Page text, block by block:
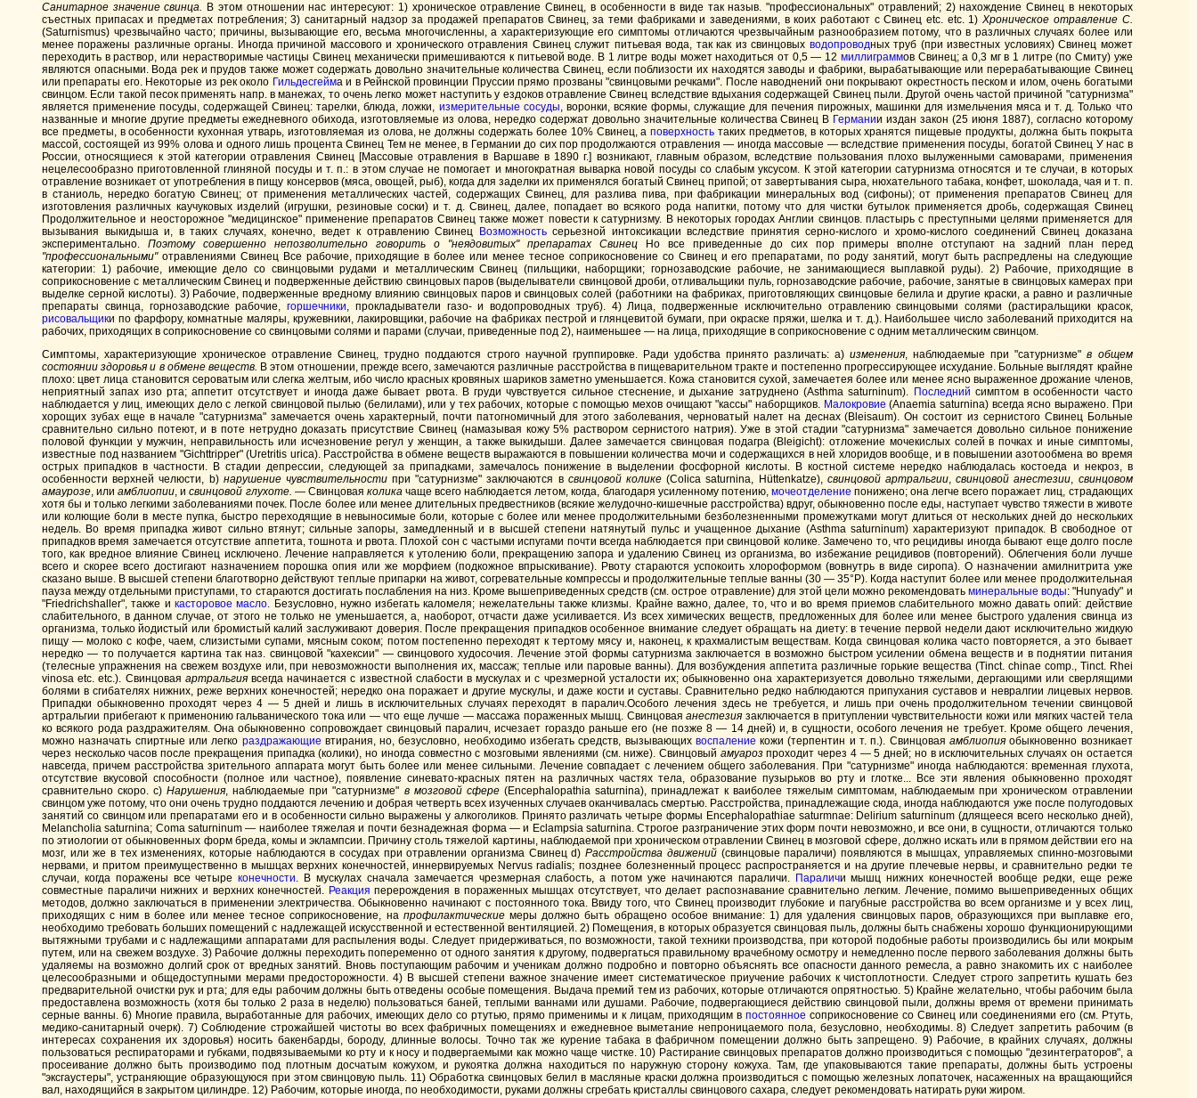
Санитарное значение свинца. В этом отношении нас интересуют: 1) хроническое отравление Свинец, в особенности в виде так назыв. "профессиональных" отравлений; 2) нахождение Свинец в некоторых
съестных припасах и предметах потребления; 3) санитарный надзор за продажей препаратов Свинец, за теми фабриками и заведениями, в коих работают с Свинец etc. etc. 1)Хроническое отравление C.
(Saturnismus) чрезвычайно часто; причины, вызывающие его, весьма многочисленны, а характеризующие его симптомы отличаются чрезвычайным разнообразием потому, что в различных случаях более или
менее поражены различные органы. Иногда причиной массового и хронического отравления Свинец служит питьевая вода, так как из свинцовых водопроводных труб (при известных условиях) Свинец может
переходить в раствор, или нерастворимые частицы Свинец механически примешиваются к питьевой воде. В 1 литре воды может находиться от 0,5 — 12 миллиграммов Свинец; а 0,3 мг в 1 литре (по Смиту) уже
являются опасными. Вода рек и прудов также может содержать довольно значительные количества Свинец, если поблизости их находятся заводы и фабрики, вырабатывающие или перерабатывающие Свинец
или препараты его. Некоторые из рек около Гильдесгейма и в Рейнской провинции Пруссии прямо прозваны "свинцовыми речками". После наводнений они покрывают окрестность песком и илом, очень богатыми
свинцом. Если такой песок применять напр. в манежах, то очень легко может наступить у ездоков отравление Свинец вследствие вдыхания содержащей Свинец пыли. Другой очень частой причиной "сатурнизма"
является применение посуды, содержащей Свинец: тарелки, блюда, ложки, измерительные сосуды, воронки, всякие формы, служащие для печения пирожных, машинки для измельчения мяса и т. д. Только что
названные и многие другие предметы ежедневного обихода, изготовляемые из олова, нередко содержат довольно значительные количества Свинец В Германии издан закон (25 июня 1887), согласно которому
все предметы, в особенности кухонная утварь, изготовляемая из олова, не должны содержать более 10% Свинец, аповерхность таких предметов, в которых хранятся пищевые продукты, должна быть покрыта
массой, состоящей из 99% олова и одного лишь процента Свинец Тем не менее, в Германии до сих пор продолжаются отравления — иногда массовые — вследствие применения посуды, богатой Свинец У нас в
России, относящиеся к этой категории отравления Свинец [Массовые отравления в Варшаве в 1890 г.] возникают, главным образом, вследствие пользования плохо вылуженными самоварами, применения
нецелесообразно приготовленной глиняной посуды и т. п.: в этом случае не помогает и многократная выварка новой посуды со слабым уксусом. К этой категории сатурнизма относятся и те случаи, в которых
отравление возникает от употребления в пищу консервов (мяса, овощей, рыб), когда для заделки их применялся богатый Свинец припой; от завертывания сыра, нюхательного табака, конфет, шоколада, чая и т. п.
в станиоль, нередко богатую Свинец; от применения металлических частей, содержащих Свинец, для разлива пива, при фабрикации минеральных вод (сифоны); от применения препаратов Свинец для
изготовления различных каучуковых изделий (игрушки, резиновые соски) и т. д. Свинец, далее, попадает во всякого рода напитки, потому что для чистки бутылок применяется дробь, содержащая Свинец
Продолжительное и неосторожное "медицинское" применение препаратов Свинец также может повести к сатурнизму. В некоторых городах Англии свинцов. пластырь с преступными целями применяется для
вызывания выкидыша и, в таких случаях, конечно, ведет к отравлению Свинец
Возможностьсерьезной интоксикации вследствие принятия серно-кислого и хромо-кислого соединений Свинец доказана
экспериментально.Поэтому совершенно непозволительно говорить о "неядовитых" препаратах Свинец Но все приведенные до сих пор примеры вполне отступают на задний план перед
"профессиональными"отравлениями Свинец Все рабочие, приходящие в более или менее тесное соприкосновение со Свинец и его препаратами, по роду занятий, могут быть распредлены на следующие
категории: 1) рабочие, имеющие дело со свинцовыми рудами и металлическим Свинец (пильщики, наборщики; горнозаводские рабочие, не занимающиеся выплавкой руды). 2) Рабочие, приходящие в
соприкосновение с металлическим Свинец и подверженные действию свинцовых паров (выделыватели свинцовой дроби, отливальщики пуль, горнозаводские рабочие, рабочие, занятые в свинцовых камерах при
выделке серной кислоты). 3) Рабочие, подверженные вредному влиянию свинцовых паров и свинцовых солей (работники на фабриках, приготовляющих свинцовые белила и другие краски, а равно и различные
препараты свинца, горнозаводские рабочие,горшечники, прокладыватели газо- и водопроводных труб). 4) Лица, подверженные исключительно отравлению свинцовыми солями (растиральщики красок,
рисовальщики по фарфору, комнатные маляры, кружевники, лакировщики, рабочие на фабриках пестрой и глянцевитой бумаги, при окраске пряжи, шелка и т. д.). Наибольшее число заболеваний приходится на
рабочих, приходящих в соприкосновение со свинцовыми солями и парами (случаи, приведенные под 2), наименьшее — на лица, приходящие в соприкосновение с одним металлическим свинцом.
Симптомы, характеризующие хроническое отравление Свинец, трудно поддаются строго научной группировке. Ради удобства принято различать: а)изменения, наблюдаемые при "сатурнизме"в общем
состоянии здоровья и в обмене веществ. В этом отношении, прежде всего, замечаются различные расстройства в пищеварительном тракте и постепенно прогрессирующее исхудание. Больные выглядят крайне
плохо: цвет лица становится сероватым или слегка желтым, ибо число красных кровяных шариков заметно уменьшается. Кожа становится сухой, замечаетея более или менее ясно выраженное дрожание членов,
неприятный запах изо рта; аппетит отсутствует и иногда даже бывает рвота. В груди чувствуется сильное стеснение, и дыхание затруднено (Asthma saturninum). Последний симптом в особенности часто
наблюдается у лиц, имеющих дело с легкой свинцовой пылью (белилами), или у тех рабочих, которые с помощью мехов очищают "кассы" наборщиков. Малокровие (Anaemia saturnina) всегда ясно выражено. При
хорощих зубах еще в начале "сатурнизма" замечается очень характерный, почти патогномичный для этого заболевания, черноватый налет на деснах (Bleisaum). Он состоит из сернистого Свинец Больные
сравнительно сильно потеют, и в поте нетрудно доказать присутствие Свинец (намазывая кожу 5% раствором сернистого натрия). Уже в этой стадии "сатурнизма" замечается довольно сильное понижение
половой функции у мужчин, неправильность или исчезновение регул у женщин, а также выкидыши. Далее замечается свинцовая подагра (Bleigicht): отложение мочекислых солей в почках и иные симптомы,
известные под названием "Gichttripper" (Uretritis urica). Расстройства в обмене веществ выражаются в повышении количества мочи и содержащихся в ней хлоридов вообще, и в повышении азотообмена во время
острых припадков в частности. В стадии депрессии, следующей за припадками, замечалось понижение в выделении фосфорной кислоты. В костной системе нередко наблюдалась костоеда и некроз, в
особенности верхней челюсти, b) нарушение чувствительностипри "сатурнизме" заключаются в свинцовой колике (Colica saturnina, Hüttenkatze), свинцовой артральгии,свинцовой анестезии, свинцовом
амаурозе, илиамблиопии, исвинцовой глухоте. — Свинцовая коликачаще всего наблюдается летом, когда, благодаря усиленному потению, мочеотделение понижено; она легче всего поражает лиц, страдающих
хотя бы и только легкими заболеваниями почек. После более или менее длительных предвестников (всякие желудочно-кишечные расстройства) вдруг, обыкновенно после еды, наступает чувство тяжести в животе
или колющие боли в месте пупка, быстро переходящие в невыносимые боли, которые с более или менее продолжительными безболезненными промежутками могут длиться от нескольких дней до нескольких
недель. Во время припадка живот сильно втянут; сильные запоры, замедленный и в высшей степени натянутый пульс и учащенное дыхание (Asthma saturninum) характеризуют припадок. В свободное от
припадков время замечается отсутствие аппетита, тошнота и рвота. Плохой сон с частыми испугами почти всегда наблюдается при свинцовой колике. Замечено то, что рецидивы иногда бывают еще долго после
того, как вредное влияние Свинец исключено. Лечение направляется к утолению боли, прекращению запора и удалению Свинец из организма, во избежание рецидивов (повторений). Облегчения боли лучше
всего и скорее всего достигают назначением порошка опия или же морфием (подкожное впрыскивание). Рвоту стараются успокоить хлороформом (вовнутрь в виде сиропа). О назначении амилнитрита уже
сказано выше. В высшей степени благотворно действуют теплые припарки на живот, согревательные компрессы и продолжительные теплые ванны (30 — 35°P). Когда наступит более или менее продолжительная
пауза между отдельными приступами, то стараются достигать послабления на низ. Кроме вышеприведенных средств (см. острое отравление) для этой цели можно рекомендоватьминеральные воды: "Hunyady" и
"Friedrichshaller", также и касторовое масло. Безусловно, нужно избегать каломеля; нежелательны также клизмы. Крайне важно, далее, то, что и во время приемов слабительного можно давать опий: действие
слабительного, в данном случае, от этого не только не уменьшается, а, наоборот, отчасти даже усиливается. Из всех химических веществ, предложенных для более или менее быстрого удаления свинца из
организма, только йодистый или бромистый калий заслуживают доверия. После прекращения припадков особенное внимание следует обращать на диету: в течение первой недели дают исключительно жидкую
пищу — молоко с кофе, чаем, слизистыми супами, мясным соком; потом постепенно переходят к тертому мясу и, наконец, к крахмалистым веществам. Когда свинцовая колика часто повторяется, а это бывает
нередко — то получается картина так наз. свинцовой "кахексии" — свинцового худосочия. Лечение этой формы сатурнизма заключается в возможно быстром усилении обмена веществ и в поднятии питания
(телесные упражнения на свежем воздухе или, при невозможности выполнения их, массаж; теплые или паровые ванны). Для возбуждения аппетита различные горькие вещества (Tinct. сhinае соmр., Tinct. Rhеi
vinosa etc. etc.). Свинцовая артральгия всегда начинается с известной слабости в мускулах и с чрезмерной усталости их; обыкновенно она характеризуется довольно тяжелыми, дергающими или сверлящими
болями в сгибателях нижних, реже верхних конечностей; нередко она поражает и другие мускулы, и даже кости и суставы. Сравнительно редко наблюдаются припухания суставов и невралгии лицевых нервов.
Припадки обыкновенно проходят через 4 — 5 дней и лишь в исключительных случаях переходят в паралич.Особого лечения здесь не требуется, и лишь при очень продолжительном течении свинцовой
артральгии прибегают к применонию гальванического тока или — что еще лучше — массажа пораженных мышц. Свинцоваяанестезия заключается в притуплении чувствительности кожи или мягких частей тела
ко всякого рода раздражителям. Она обыкновенно сопровождает свинцовый паралич, исчезает гораздо раньше его (не позже 8 — 14 дней) и, в сущности, особого лечения не требует. Кроме общего лечения,
можно назначать спиртные или легко раздражающие втирания, но, безусловно, необходимо избегать средств, вызывающих воспаление кожи (терпентин и т. п.). Свинцовая амблиопияобыкновенно возникает
через несколько часов после прекращения припадка (колики), но иногда совместно с мозговыми явлениями (см. ниже). Свинцовый амуарозпроходит через 4 — 5 дней; но в исключительных случаях он остается
навсегда, причем расстройства зрительного аппарата могут быть более или менее сильными. Лечение совпадает с лечением общего заболевания. При "сатурнизме" иногда наблюдаются: временная глухота,
отсутствие вкусовой способности (полное или частное), появление синевато-красных пятен на различных частях тела, образование пузырьков во рту и глотке... Все эти явления обыкновенно проходят
сравнительно скоро. с)Нарушения, наблюдаемые при "сатурнизме" в мозговой сфере(Encephalopathia saturnina), принадлежат к ваиболее тяжелым симптомам, наблюдаемым при хроническом отравлении
свинцом уже потому, что они очень трудно поддаются лечению и добрая четверть всех изученных случаев оканчивалась смертью. Расстройства, принадлежащие сюда, иногда наблюдаются уже после полугодовых
занятий со свинцом или препаратами его и в особенности сильно выражены у алкоголиков. Принято различать четыре формы Encephalopathiae saturmnae: Delirium saturninum (длящееся всего несколько дней),
Melancholia saturnina; Coma saturninum — наиболее тяжелая и почти безнадежная форма — и Eclampsia saturnina. Строгое разграничение этих форм почти невозможно, и все они, в сущности, отличаются только
по этиологии от обыкновенных форм бреда, комы и эклампсии. Причину столь тяжелой картины, наблюдаемой при хроническом отравлении Свинец в мозговой сфере, должно искать или в прямом действии его на
мозг, или же в тех изменениях, которые наблюдаются в сосудах при отравлении организма Свинец d)Расстройства движений(свинцовые параличи) появляются в мышцах, управляемых спинно-мозговыми
нервами, и притом преимущественно в мышцах верхних конечностей, иннервируемых Nervus radialis; позднее болезненный процесс распространяется и на другие плечевые нервы, и сравнительно редки те
случаи, когда поражены все четыреконечности. В мускулах сначала замечается чрезмерная слабость, а потом уже начинаются параличи. Параличи мышц нижних конечностей вообще редки, еще реже
совместные параличи нижних и верхних конечностей. Реакция перерождения в пораженных мышцах отсутствует, что делает распознавание сравнительно легким. Лечение, помимо вышеприведенных общих
методов, должно заключаться в применении электричества. Обыкновенно начинают с постоянного тока. Ввиду того, что Свинец производит глубокие и пагубные расстройства во всем организме и у всех лиц,
приходящих с ним в более или менее тесное соприкосновение, на профилактическиемеры должно быть обращено особое внимание: 1) для удаления свинцовых паров, образующихся при выплавке его,
необходимо требовать больших помещений с надлежащей искусственной и естественной вентиляцией. 2) Помещения, в которых образуется свинцовая пыль, должны быть снабжены хорошо функционирующими
вытяжными трубами и с надлежащими аппаратами для распыления воды. Следует придерживаться, по возможности, такой техники производства, при которой подобные работы производились бы или мокрым
путем, или на свежем воздухе. 3) Рабочие должны переходить попеременно от одного занятия к другому, подвергаться правильному врачебному осмотру и немедленно после первого заболевания должны быть
удаляемы на возможно долгий срок от вредных занятий. Вновь поступающим рабочим и ученикам должно подробно и повторно объяснять все опасности данного ремесла, а равно знакомить их с наиболее
целесообразными и общедоступными мерами предосторожности. 4) В высшей степени важное значение имеет систематическое приучение рабочих к чистоплотности. Следует строго запретить кушать без
предварительной очистки рук и рта; для еды рабочим должны быть отведены особые помещения. Выдача премий тем из рабочих, которые отличаются опрятностью. 5) Крайне желательно, чтобы рабочим была
предоставлена возможность (хотя бы только 2 раза в неделю) пользоваться баней, теплыми ваннами или душами. Рабочие, подвергающиеся действию свинцовой пыли, должны время от времени принимать
серные ванны. 6) Многие правила, выработанные для рабочих, имеющих дело со ртутью, прямо применимы и к лицам, приходящим в постоянное соприкосновение со Свинец или соединениями его (см. Ртуть,
медико-санитарный очерк). 7) Соблюдение строжайшей чистоты во всех фабричных помещениях и ежедневное выметание непроницаемого пола, безусловно, необходимы. 8) Следует запретить рабочим (в
интересах сохранения их здоровья) носить бакенбарды, бороду, длинные волосы. Точно так же курение табака в фабричном помещении должно быть запрещено. 9) Рабочие, в крайних случаях, должны
пользоваться респираторами и губками, подвязываемыми ко рту и к носу и подвергаемыми как можно чаще чистке. 10) Растирание свинцовых препаратов должно производиться с помощью "дезинтеграторов", а
просеивание должно быть производимо под плотным досчатым кожухом, и рукоятка должна находиться по наружную сторону кожуха. Там, где упаковываются такие препараты, должны быть устроены
"эксгаустеры", устраняющие образующуюся при этом свинцовую пыль. 11) Обработка свинцовых белил в масляные краски должна производиться с помощью железных лопаточек, насаженных на вращающийся
вал, находящийся в закрытом цилиндре. 12) Рабочим, которые иногда, по необходимости, руками должны сгребать кристаллы свинцового сахара, следует рекомендовать натирать руки жиром.